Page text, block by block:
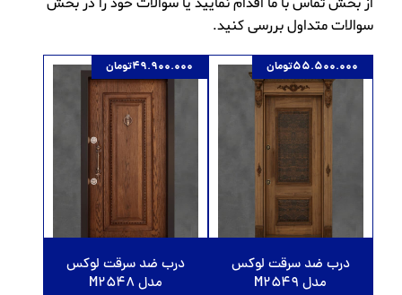
سوالات متداولبررسی کنید.
درب ضد سرقت لوکس
مدل M2549
55.500.000تومان
درب ضد سرقت لوکس
مدل M2548
49.900.000تومان